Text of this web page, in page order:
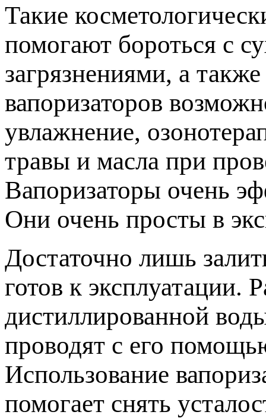
Такие
помогают бороться с
загрязнениями, а
вапоризаторов
увлажнение,
травы и масла при
Вапоризаторы очень
Они очень просты в
Достаточно лишь
готов к эксплуатации.
дистиллированной
проводят с его
Использование
помогает снять